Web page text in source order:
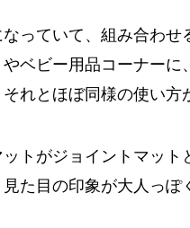
っていて、組み合わ
ベビー用品コーナー
れとほぼ同様の使い方
トがジョイントマッ
た目の印象が大人っぽ